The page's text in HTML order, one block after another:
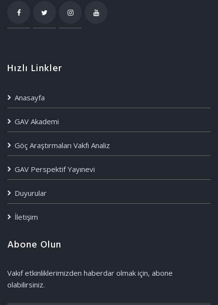
Hızlı Linkler
Anasayfa
GAV Akademi
Göç Araştırmaları Vakfı Analiz
GAV Perspektif Yayınevi
Duyurular
İletişim
Abone Olun
Vakıf etkinliklerimizden haberdar olmak için, abone
olabilirsiniz.